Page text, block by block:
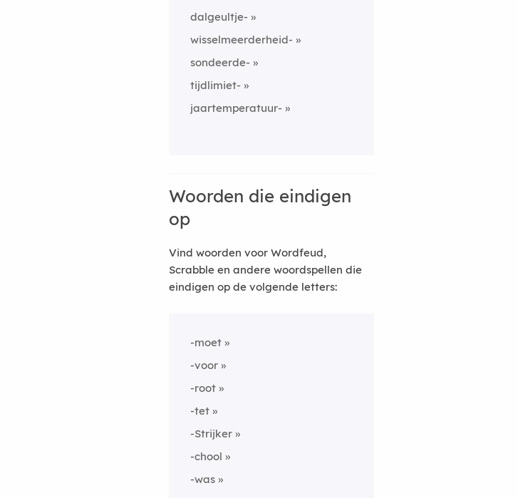
dalgeultje-
wisselmeerderheid-
sondeerde-
tijdlimiet-
jaartemperatuur-
Woorden die eindigen
op
Vind woorden voor Wordfeud,
Scrabble en andere woordspellen die
eindigen op de volgende letters:
-moet
-voor
-root
-tet
-Strijker
-chool
-was